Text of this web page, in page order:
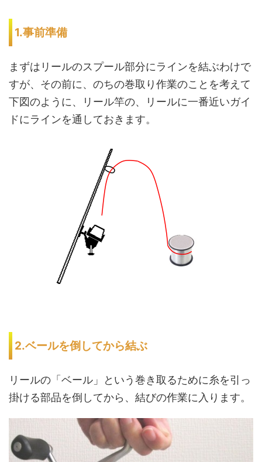
1.事前準備
まずはリールのスプール部分にラインを結ぶわけで
すが、その前に、のちの巻取り作業のことを考えて
下図のように、リール竿の、リールに一番近いガイ
ドにラインを通しておきます。
2.ベールを倒してから結ぶ
リールの「ベール」という巻き取るために糸を引っ
掛ける部品を倒してから、結びの作業に入ります。